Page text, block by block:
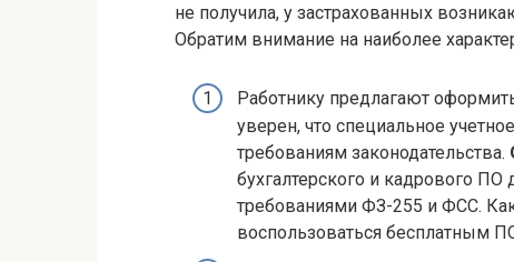
не получила, у застрахованных
Обратим внимание на наиболее
Работнику предлагают
уверен, что специальное
требованиям законодательства.
бухгалтерского и кадрового
требованиями ФЗ-255 и ФСС.
воспользоваться бесплатным